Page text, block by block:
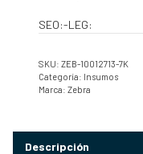
SEO:-LEG:
SKU: ZEB-10012713-7K
Categoría: Insumos
Marca: Zebra
Descripción